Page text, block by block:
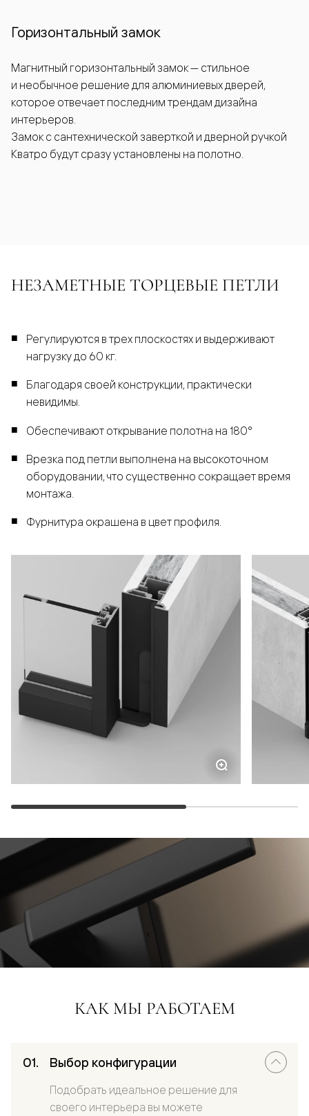
Горизонтальный замок
Магнитный горизонтальный замок — стильное
и необычное решение для алюминиевых дверей,
которое отвечает последним трендам дизайна
интерьеров.
Замок с сантехнической заверткой и дверной ручкой
Кватро будут сразу установлены на полотно.
НЕЗАМЕТНЫЕ ТОРЦЕВЫЕ ПЕТЛИ
Регулируются в трех плоскостях и выдерживают
нагрузку до 60 кг.
Благодаря своей конструкции, практически
невидимы.
Обеспечивают открывание полотна на 180°
Врезка под петли выполнена на высокоточном
оборудовании, что существенно сокращает время
монтажа.
Фурнитура окрашена в цвет профиля.
КАК МЫ РАБОТАЕМ
Выбор конфигурации
Подобрать идеальное решение для
своего интерьера вы можете